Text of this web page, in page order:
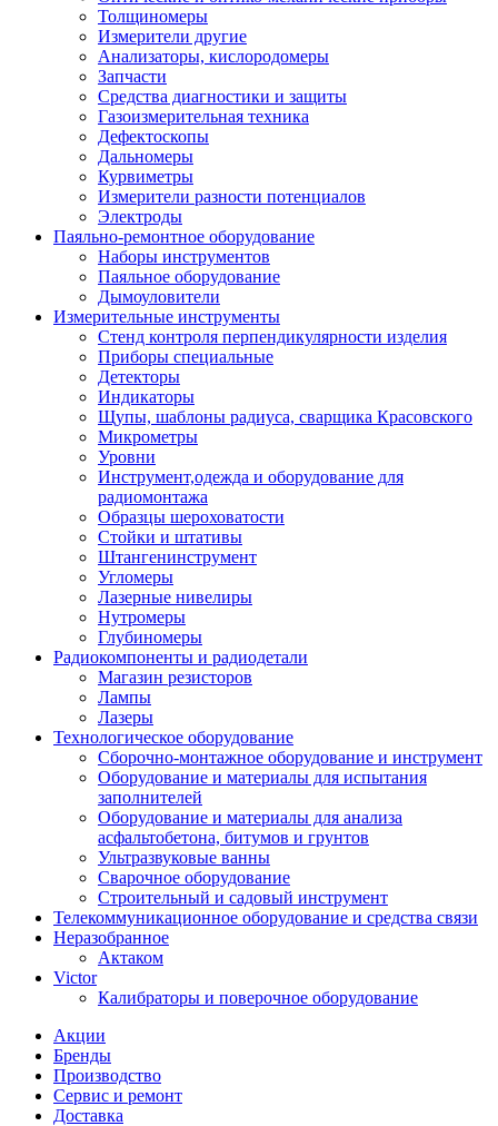
Толщиномеры
Измерители другие
Анализаторы, кислородомеры
Запчасти
Средства диагностики и защиты
Газоизмерительная техника
Дефектоскопы
Дальномеры
Курвиметры
Измерители разности потенциалов
Электроды
Паяльно-ремонтное оборудование
Наборы инструментов
Паяльное оборудование
Дымоуловители
Измерительные инструменты
Стенд контроля перпендикулярности изделия
Приборы специальные
Детекторы
Индикаторы
Щупы, шаблоны радиуса, сварщика Красовского
Микрометры
Уровни
Инструмент,одежда и оборудование для
радиомонтажа
Образцы шероховатости
Стойки и штативы
Штангенинструмент
Угломеры
Лазерные нивелиры
Нутромеры
Глубиномеры
Радиокомпоненты и радиодетали
Магазин резисторов
Лампы
Лазеры
Технологическое оборудование
Сборочно-монтажное оборудование и инструмент
Оборудование и материалы для испытания
заполнителей
Оборудование и материалы для анализа
асфальтобетона, битумов и грунтов
Ультразвуковые ванны
Сварочное оборудование
Строительный и садовый инструмент
Телекоммуникационное оборудование и средства связи
Неразобранное
Актаком
Victor
Калибраторы и поверочное оборудование
Акции
Бренды
Производство
Сервис и ремонт
Доставка